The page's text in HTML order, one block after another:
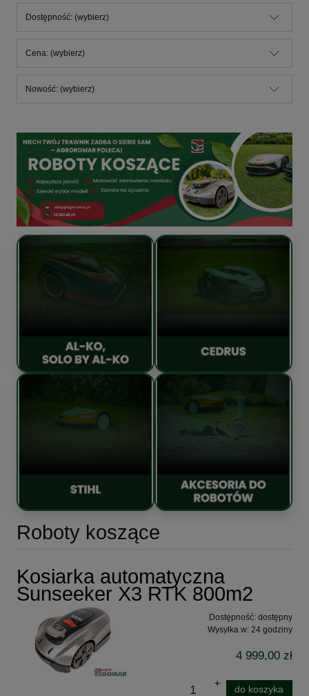
Dostępność: (wybierz)
Cena: (wybierz)
Nowość: (wybierz)
Roboty koszące
Kosiarka automatyczna
Sunseeker X3 RTK 800m2
Dostępność: dostępny
Wysyłka w: 24 godziny
4 999,00 zł
do koszyka